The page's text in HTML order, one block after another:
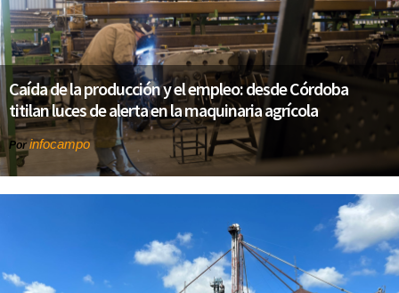
Caída de la producción y el empleo: desde Córdoba
titilan luces de alerta en la maquinaria agrícola
Por infocampo